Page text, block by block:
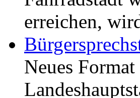
erreichen,
Neues